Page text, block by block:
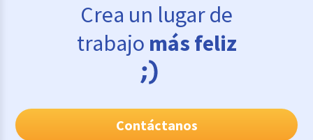
Crea un lugar de
trabajo más feliz
Contáctanos